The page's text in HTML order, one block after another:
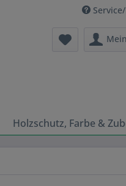
Holzschutz, Farbe &